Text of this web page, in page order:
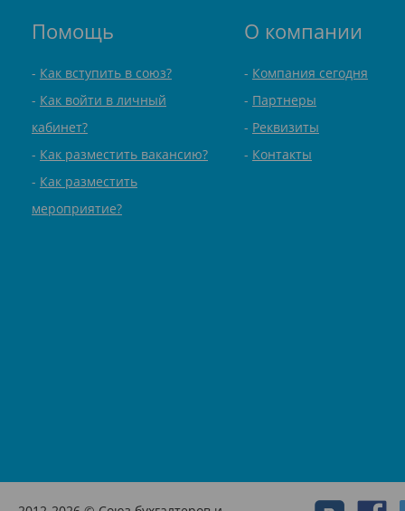
Помощь
Как вступить в союз?
Как войти в личный
кабинет?
Как разместить вакансию?
Как разместить
мероприятие?
О компании
Компания сегодня
Партнеры
Реквизиты
Контакты